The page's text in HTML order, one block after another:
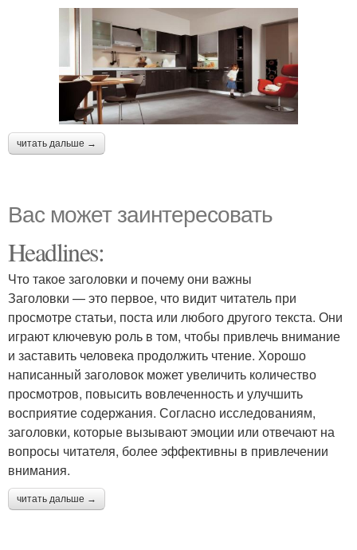
читать дальше →
Вас может заинтересовать
Headlines:
Что такое заголовки и почему они важны
Заголовки — это первое, что видит читатель при
просмотре статьи, поста или любого другого текста. Они
играют ключевую роль в том, чтобы привлечь внимание
и заставить человека продолжить чтение. Хорошо
написанный заголовок может увеличить количество
просмотров, повысить вовлеченность и улучшить
восприятие содержания. Согласно исследованиям,
заголовки, которые вызывают эмоции или отвечают на
вопросы читателя, более эффективны в привлечении
внимания.
читать дальше →